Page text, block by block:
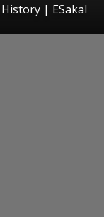
History | ESakal